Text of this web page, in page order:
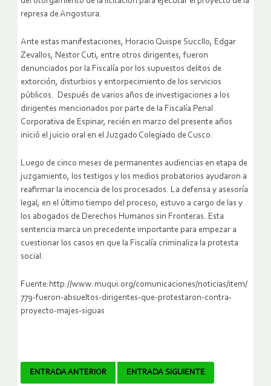
represa de Angostura.
Ante estas manifestaciones, Horacio Quispe Succllo, Edgar
Zevallos, Nestor Cuti, entre otros dirigentes, fueron
denunciados por la Fiscalía por los supuestos delitos de
extorción, disturbios y entorpecimiento de los servicios
públicos. Después de varios años de investigaciones a los
dirigentes mencionados por parte de la Fiscalía Penal
Corporativa de Espinar, recién en marzo del presente años
inició el juicio oral en el Juzgado Colegiado de Cusco.
Luego de cinco meses de permanentes audiencias en etapa de
juzgamiento, los testigos y los medios probatorios ayudaron a
reafirmar la inocencia de los procesados. La defensa y asesoría
legal, en el último tiempo del proceso, estuvo a cargo de las y
los abogados de Derechos Humanos sin Fronteras. Esta
sentencia marca un precedente importante para empezar a
cuestionar los casos en que la Fiscalía criminaliza la protesta
social.
Fuente:http://www.muqui.org/comunicaciones/noticias/item/
779-fueron-absueltos-dirigentes-que-protestaron-contra-
proyecto-majes-siguas
Navegador
ENTRADA ANTERIOR ENTRADA SIGUIENTE